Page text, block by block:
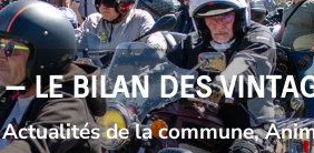
– LE BILAN DES
Actualités de la commune,